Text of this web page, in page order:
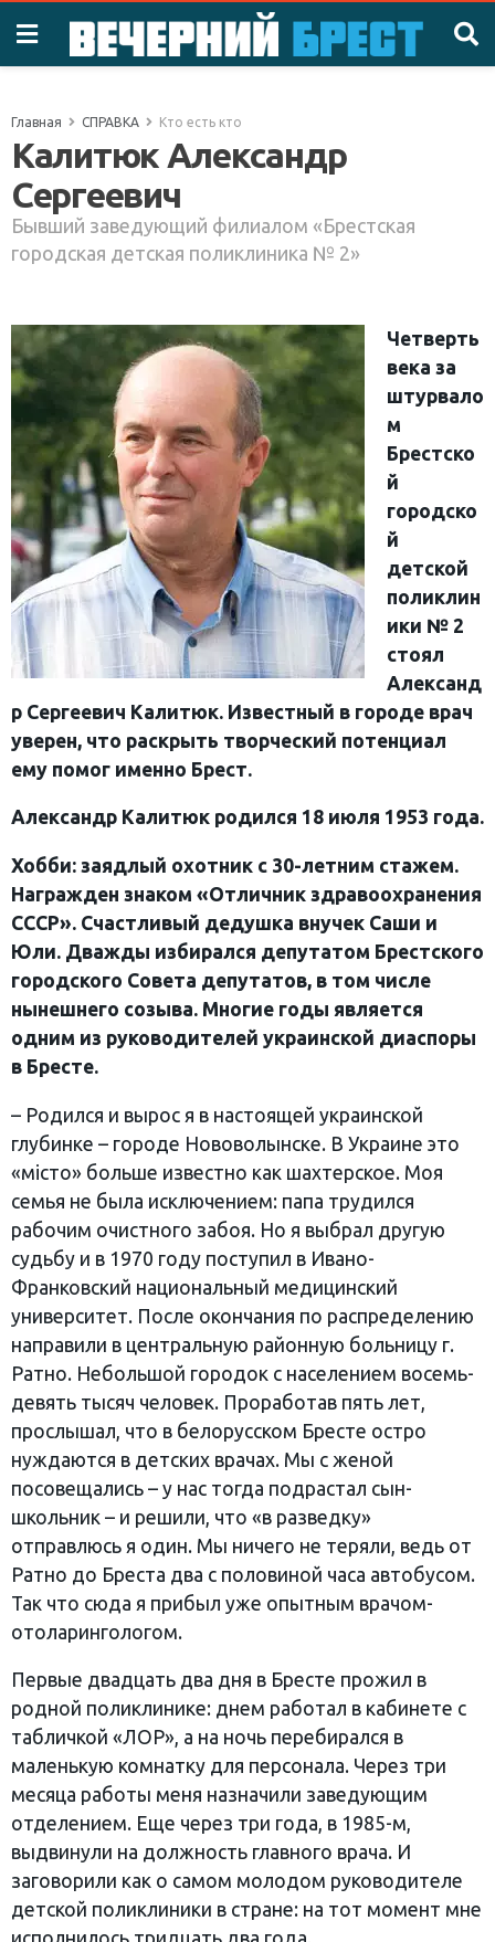
Главная СПРАВКА Кто есть кто
Калитюк Александр
Сергеевич
Бывший заведующий филиалом «Брестская
городская детская поликлиника № 2»
Четверть
века за
штурвало
м
Брестско
й
городско
й
детской
поликлин
ики № 2
стоял
Александ
р Сергеевич Калитюк. Известный в городе врач
уверен, что раскрыть творческий потенциал
ему помог именно Брест.
Александр Калитюк родился 18 июля 1953 года.
Хобби: заядлый охотник с 30-летним стажем.
Награжден знаком «Отличник здравоохранения
СССР». Счастливый дедушка внучек Саши и
Юли. Дважды избирался депутатом Брестского
городского Совета депутатов, в том числе
нынешнего созыва. Многие годы является
одним из руководителей украинской диаспоры
в Бресте.
– Родился и вырос я в настоящей украинской
глубинке – городе Нововолынске. В Украине это
«мiсто» больше известно как шахтерское. Моя
семья не была исключением: папа трудился
рабочим очистного забоя. Но я выбрал другую
судьбу и в 1970 году поступил в Ивано-
Франковский национальный медицинский
университет. После окончания по распределению
направили в центральную районную больницу г.
Ратно. Небольшой городок с населением восемь-
девять тысяч человек. Проработав пять лет,
прослышал, что в белорусском Бресте остро
нуждаются в детских врачах. Мы с женой
посовещались – у нас тогда подрастал сын-
школьник – и решили, что «в разведку»
отправлюсь я один. Мы ничего не теряли, ведь от
Ратно до Бреста два с половиной часа автобусом.
Так что сюда я прибыл уже опытным врачом-
отоларингологом.
Первые двадцать два дня в Бресте прожил в
родной поликлинике: днем работал в кабинете с
табличкой «ЛОР», а на ночь перебирался в
маленькую комнатку для персонала. Через три
месяца работы меня назначили заведующим
отделением. Еще через три года, в 1985-м,
выдвинули на должность главного врача. И
заговорили как о самом молодом руководителе
детской поликлиники в стране: на тот момент мне